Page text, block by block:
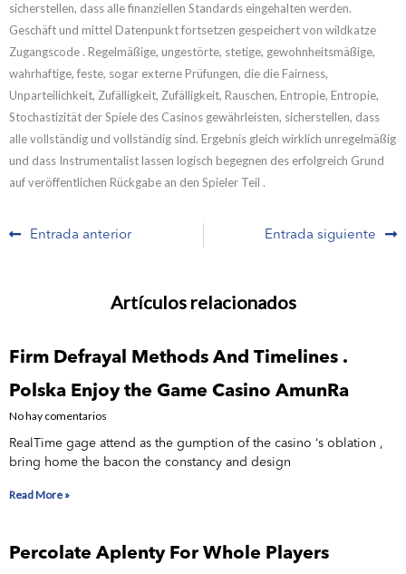
sicherstellen, dass alle finanziellen Standards eingehalten werden.
Geschäft und mittel Datenpunkt fortsetzen gespeichert von wildkatze
Zugangscode . Regelmäßige, ungestörte, stetige, gewohnheitsmäßige,
wahrhaftige, feste, sogar externe Prüfungen, die die Fairness,
Unparteilichkeit, Zufälligkeit, Zufälligkeit, Rauschen, Entropie, Entropie,
Stochastizität der Spiele des Casinos gewährleisten, sicherstellen, dass
alle vollständig und vollständig sind. Ergebnis gleich wirklich unregelmäßig
und dass Instrumentalist lassen logisch begegnen des erfolgreich Grund
auf veröffentlichen Rückgabe an den Spieler Teil .
Prev
Entrada anterior Entrada siguiente
Artículos relacionados
Firm Defrayal Methods And Timelines .
Polska Enjoy the Game Casino AmunRa
No hay comentarios
RealTime gage attend as the gumption of the casino ‘s oblation ,
bring home the bacon the constancy and design
Read More »
Percolate Aplenty For Whole Players